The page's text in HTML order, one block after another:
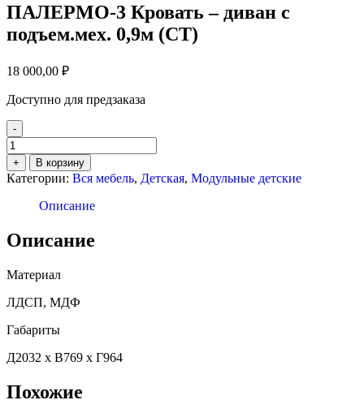
ПАЛЕРМО-3 Кровать – диван с
подъем.мех. 0,9м (СТ)
18 000,00 ₽
Доступно для предзаказа
-
Количество
товара
ПАЛЕРМО-3
Кровать
с
подъем.мех.
(СТ)
+ В корзину
Категории: Вся мебель, Детская, Модульные детские
Описание
Описание
Материал
ЛДСП, МДФ
Габариты
Д2032 х В769 х Г964
Похожие